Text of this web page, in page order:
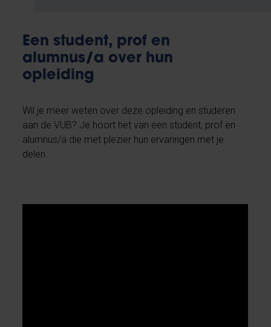
Een student, prof en
alumnus/a over hun
opleiding
Wil je meer weten over deze opleiding en studeren
aan de VUB? Je hoort het van een student, prof en
alumnus/a die met plezier hun ervaringen met je
delen.